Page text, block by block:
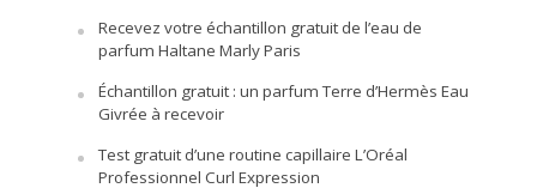
Recevez votre échantillon gratuit de l’eau de
parfum Haltane Marly Paris
Échantillon gratuit : un parfum Terre d’Hermès Eau
Givrée à recevoir
Test gratuit d’une routine capillaire L’Oréal
Professionnel Curl Expression